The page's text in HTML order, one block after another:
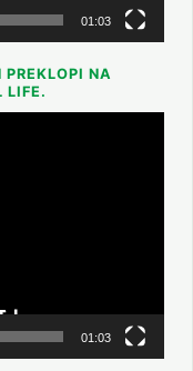
01:03
PREKLOPI NA
LIFE.
01:03